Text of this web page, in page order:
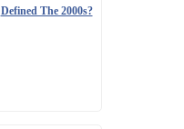
Defined The 2000s?